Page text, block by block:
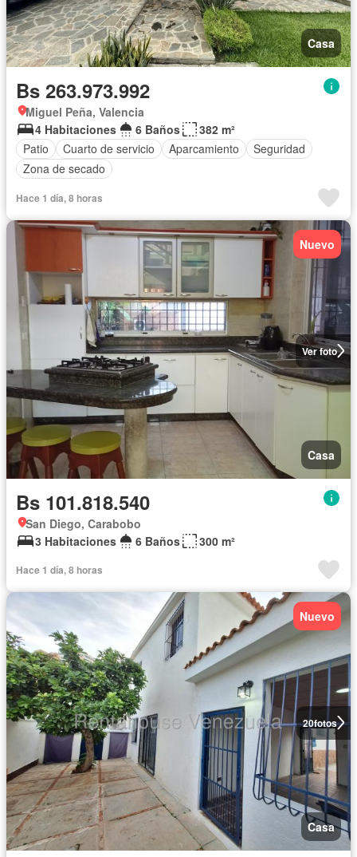
Casa
Bs 263.973.992
Miguel Peña, Valencia
4 Habitaciones
6 Baños
382 m²
Patio
Cuarto de servicio Aparcamiento
Seguridad
Zona de secado
Hace 1 día, 8 horas
Ver foto
Nuevo
Casa
Bs 101.818.540
San Diego, Carabobo
3 Habitaciones
6 Baños 300 m²
Hace 1 día, 8 horas
20fotos
Nuevo
Casa